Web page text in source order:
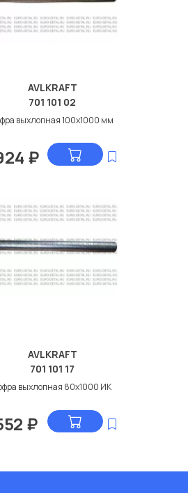
AVLKRAFT
701 101 02
выхлопная 100x1000 мм
₽
AVLKRAFT
701 101 17
выхлопная 80x1000 ИК
₽